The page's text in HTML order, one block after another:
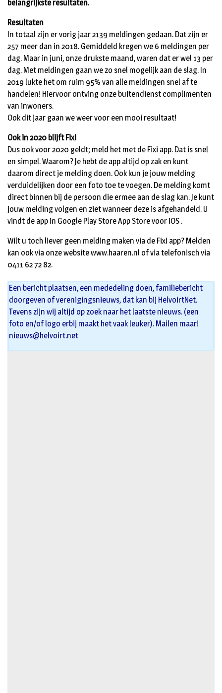
belangrijkste resultaten.
Resultaten
In totaal zijn er vorig jaar 2139 meldingen gedaan. Dat zijn er
257 meer dan in 2018. Gemiddeld kregen we 6 meldingen per
dag. Maar in juni, onze drukste maand, waren dat er wel 13 per
dag. Met meldingen gaan we zo snel mogelijk aan de slag. In
2019 lukte het om ruim 95% van alle meldingen snel af te
handelen! Hiervoor ontving onze buitendienst complimenten
van inwoners.
Ook dit jaar gaan we weer voor een mooi resultaat!
Ook in 2020 blijft Fixi
Dus ook voor 2020 geldt; meld het met de Fixi app. Dat is snel
en simpel. Waarom? Je hebt de app altijd op zak en kunt
daarom direct je melding doen. Ook kun je jouw melding
verduidelijken door een foto toe te voegen. De melding komt
direct binnen bij de persoon die ermee aan de slag kan. Je kunt
jouw melding volgen en ziet wanneer deze is afgehandeld. U
vindt de app in Google Play Store App Store voor iOS .
Wilt u toch liever geen melding maken via de Fixi app? Melden
kan ook via onze website www.haaren.nl of via telefonisch via
0411 62 72 82.
Een bericht plaatsen, een mededeling doen, familiebericht
doorgeven of verenigingsnieuws, dat kan bij HelvoirtNet.
Tevens zijn wij altijd op zoek naar het laatste nieuws. (een
foto en/of logo erbij maakt het vaak leuker). Mailen maar!
nieuws@helvoirt.net